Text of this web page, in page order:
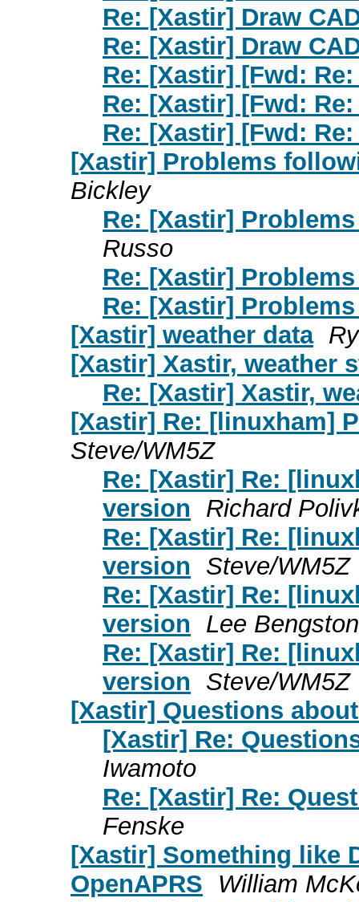
Re: [Xastir] Draw
Re: [Xastir] Draw
Re: [Xastir] [Fwd:
Re: [Xastir] [Fwd:
Re: [Xastir] [Fwd:
[Xastir] Problems
Bickley
Re: [Xastir]
Russo
Re: [Xastir]
Re: [Xastir]
[Xastir] weather data
[Xastir] Xastir, weather
Re: [Xastir] Xastir,
[Xastir] Re: [linuxham]
Steve/WM5Z
Re: [Xastir] Re:
version
Richard
Re: [Xastir] Re:
version
Steve/WM5Z
Re: [Xastir] Re:
version
Lee Bengston
Re: [Xastir] Re:
version
Steve/WM5Z
[Xastir] Questions
[Xastir] Re:
Iwamoto
Re: [Xastir] Re:
Fenske
[Xastir] Something like
OpenAPRS
William